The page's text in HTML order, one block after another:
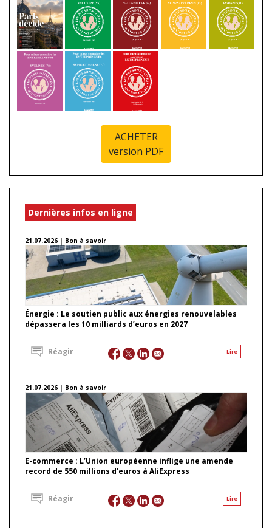
ACHETER
version PDF
Dernières infos en ligne
21.07.2026 | Bon à savoir
Énergie : Le soutien public aux énergies renouvelables
dépassera les 10 milliards d’euros en 2027
Lire
Réagir
21.07.2026 | Bon à savoir
E-commerce : L’Union européenne inflige une amende
record de 550 millions d’euros à AliExpress
Lire
Réagir